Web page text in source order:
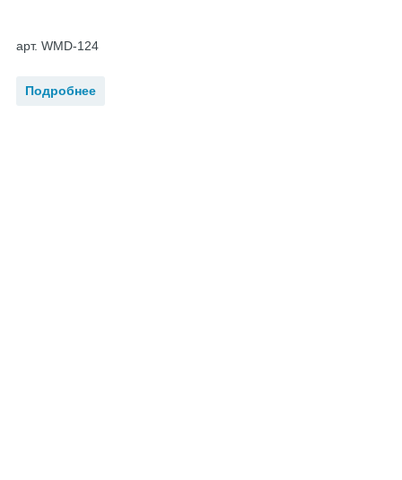
арт. WMD-124
Подробнее